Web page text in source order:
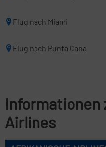
Flug nach Miami
Flug nach Punta Cana
Informationen
Airlines